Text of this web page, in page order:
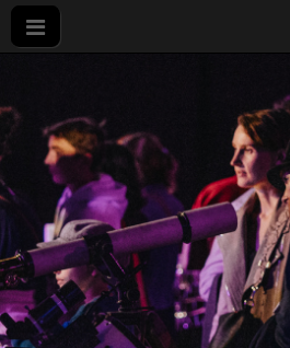
Nuit
européenne
des
chercheurs
à Dijon